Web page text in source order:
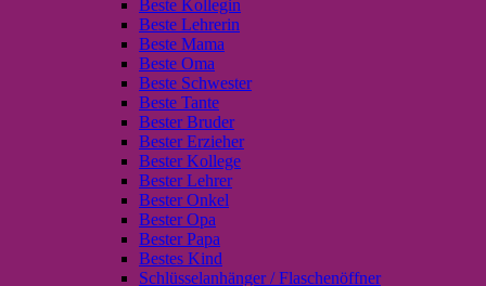
Beste Kollegin
Beste Lehrerin
Beste Mama
Beste Oma
Beste Schwester
Beste Tante
Bester Bruder
Bester Erzieher
Bester Kollege
Bester Lehrer
Bester Onkel
Bester Opa
Bester Papa
Bestes Kind
Schlüsselanhänger / Flaschenöffner